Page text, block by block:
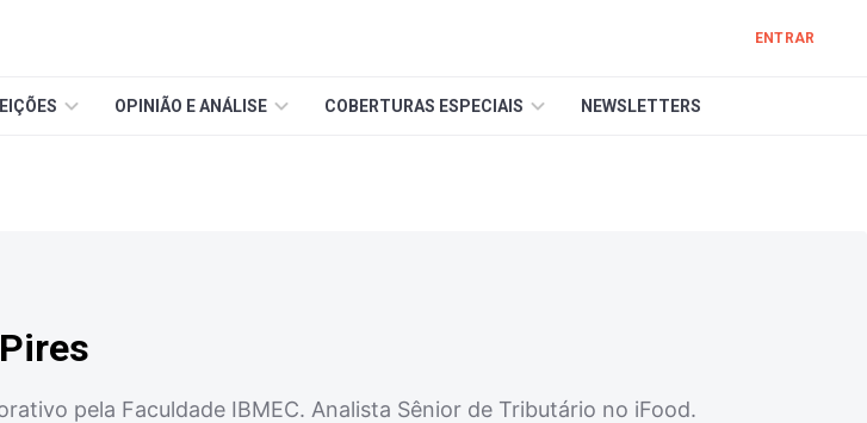
ENTRAR
OPINIÃO E ANÁLISE COBERTURAS ESPECIAIS NEWSLETTERS
pela Faculdade IBMEC. Analista Sênior de Tributário no iFood.